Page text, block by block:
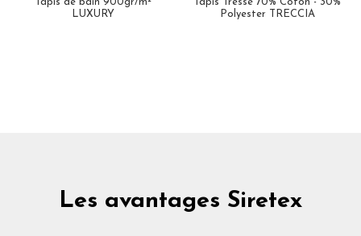
Tapis de bain 900gr/m²
LUXURY
Tapis Tressé 70% Coton - 30%
Polyester TRECCIA
Les avantages Siretex